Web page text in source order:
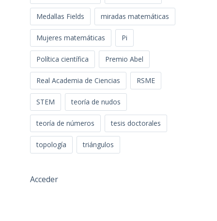
Medallas Fields miradas matemáticas
Mujeres matemáticas Pi
Política científica Premio Abel
Real Academia de Ciencias RSME
STEM teoría de nudos
teoría de números tesis doctorales
topología triángulos
Acceder